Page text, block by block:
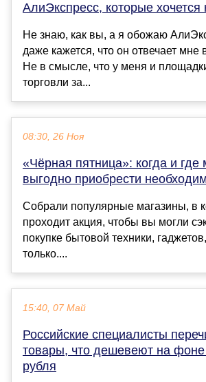
АлиЭкспресс, которые хочется
Не знаю, как вы, а я обожаю
даже кажется, что он отвечает мне
Не в смысле, что у меня и
торговли за...
08:30, 26 Ноя
«Чёрная пятница»: когда и где
выгодно приобрести
Собрали популярные магазины, в
проходит акция, чтобы вы могли
покупке бытовой техники,
только....
15:40, 07 Май
Российские специалисты
товары, что дешевеют на фоне
рубля